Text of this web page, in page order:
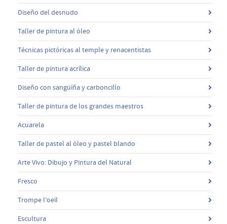
Diseño del desnudo
Taller de pintura al óleo
Técnicas pictóricas al temple y renacentistas
Taller de pintura acrílica
Diseño con sangüíña y carboncillo
Taller de pintura de los grandes maestros
Acuarela
Taller de pastel al óleo y pastel blando
Arte Vivo: Dibujo y Pintura del Natural
Fresco
Trompe l’oeil
Escultura